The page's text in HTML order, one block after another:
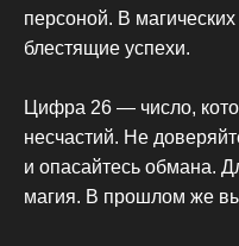
персоной. В
блестящие успехи.
Цифра 26 — число,
несчастий. Не
и опасайтесь обмана.
магия. В прошлом же